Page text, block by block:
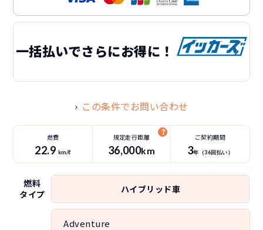
一括払いでさらにお得に！
この条件でお問い合わせ
燃費
22.9 km/ℓ
規定走行距離
36,000km
ご契約期間
3年（36回払い）
燃料
タイプ
ハイブリッド車
Adventure